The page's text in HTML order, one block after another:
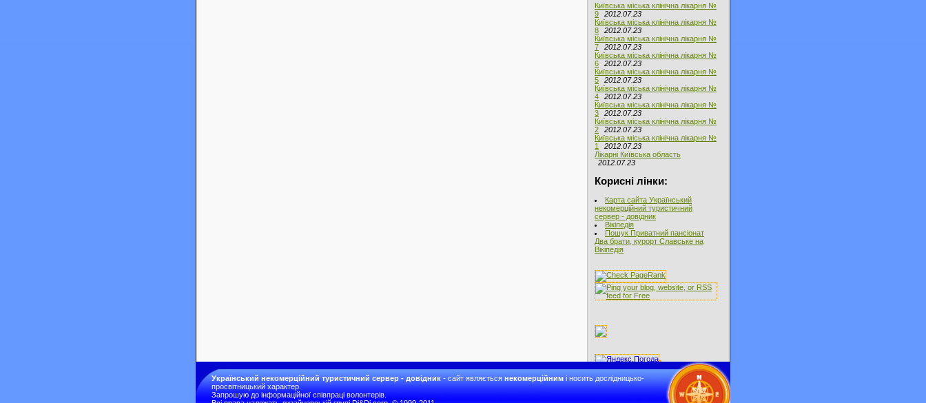
Київська міська клінічна лікарня №
9
2012.07.23
Київська міська клінічна лікарня №
8
2012.07.23
Київська міська клінічна лікарня №
7
2012.07.23
Київська міська клінічна лікарня №
6
2012.07.23
Київська міська клінічна лікарня №
5
2012.07.23
Київська міська клінічна лікарня №
4
2012.07.23
Київська міська клінічна лікарня №
3
2012.07.23
Київська міська клінічна лікарня №
2
2012.07.23
Київська міська клінічна лікарня №
1
2012.07.23
Лікарні Київська область
2012.07.23
Корисні лінки:
Карта сайта Український
некомерційний туристичний
сервер - довідник
Вікіпедія
Пошук Приватний пансіонат
Два брати, курорт Славське на
Вікіпедія
Український некомерційний туристичний сервер - довідник- сайт являєтьсянекомерційнимі носить дослідницько-
просвітницький характер.
Запрошую до інформаційної співпраці волонтерів.